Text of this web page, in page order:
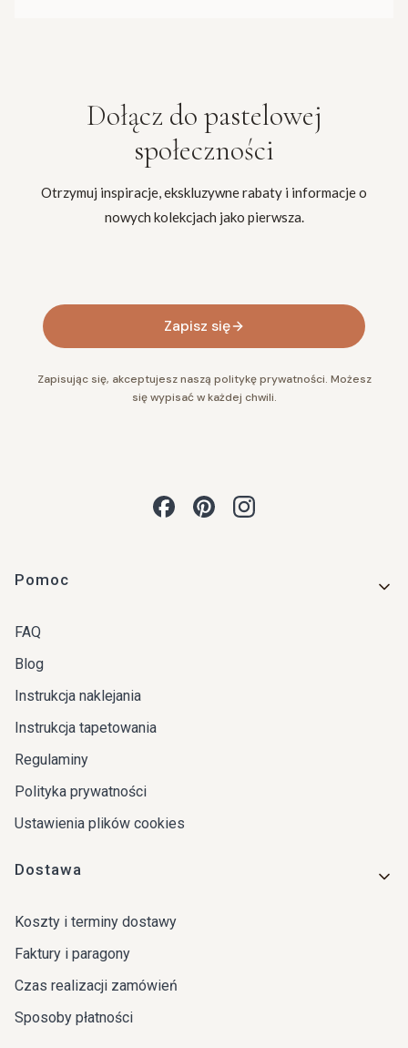
Dołącz do pastelowej
społeczności
Otrzymuj inspiracje, ekskluzywne rabaty i informacje o
nowych kolekcjach jako pierwsza.
Zapisz się
Zapisując się, akceptujesz naszą politykę prywatności. Możesz
się wypisać w każdej chwili.
Linki w stopce
Pomoc
FAQ
Blog
Instrukcja naklejania
Instrukcja tapetowania
Regulaminy
Polityka prywatności
Ustawienia plików cookies
Dostawa
Koszty i terminy dostawy
Faktury i paragony
Czas realizacji zamówień
Sposoby płatności